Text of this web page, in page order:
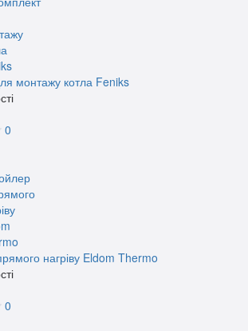
монтажу котла Feniks
0
нагріву Eldom Thermo
0